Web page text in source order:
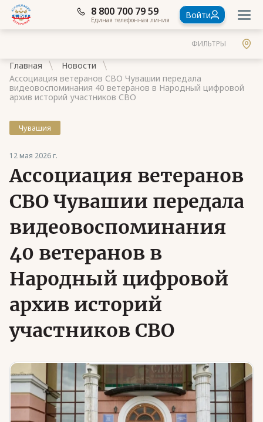
8 800 700 79 59
Единая телефонная линия Войти
ФИЛЬТРЫ
Главная
Новости
Ассоциация ветеранов СВО Чувашии передала
видеовоспоминания 40 ветеранов в Народный цифровой
архив историй участников СВО
Чувашия
12 мая 2026 г.
Ассоциация ветеранов
СВО Чувашии передала
видеовоспоминания
40 ветеранов в
Народный цифровой
архив историй
участников СВО
Документы
Контакты
Стать членом Ассоциации ветеранов СВО
Ассоциация в субъектах России
Частые вопросы
Юридическая помощь
Региональные меры поддержки